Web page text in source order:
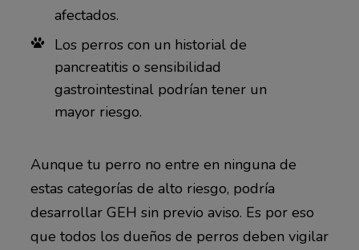
afectados.
Los perros con un historial de
pancreatitis o sensibilidad
gastrointestinal podrían tener un
mayor riesgo.
Aunque tu perro no entre en ninguna de
estas categorías de alto riesgo, podría
desarrollar GEH sin previo aviso. Es por eso
que todos los dueños de perros deben vigilar